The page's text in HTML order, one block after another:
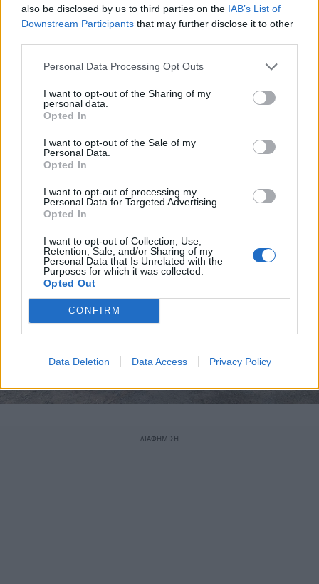
also be disclosed by us to third parties on the IAB’s List of
Downstream Participants that may further disclose it to other
Personal Data Processing Opt Outs
I want to opt-out of the Sharing of my
personal data.
Opted In
I want to opt-out of the Sale of my
Personal Data.
Opted In
I want to opt-out of processing my
Personal Data for Targeted Advertising.
Opted In
I want to opt-out of Collection, Use,
Retention, Sale, and/or Sharing of my
Personal Data that Is Unrelated with the
Purposes for which it was collected.
Opted Out
CONFIRM
Data Deletion Data Access Privacy Policy